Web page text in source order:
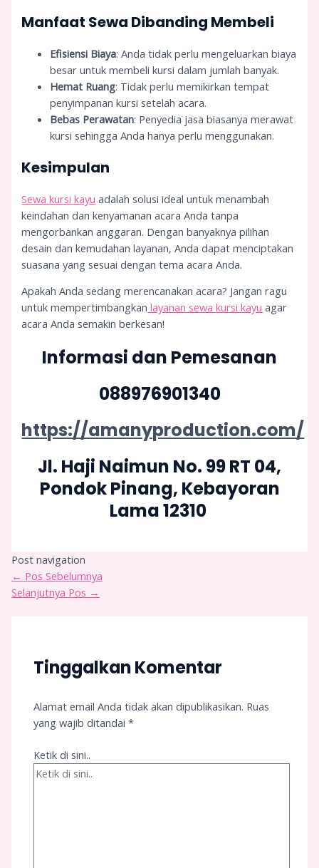
Manfaat Sewa Dibanding Membeli
Efisiensi Biaya: Anda tidak perlu mengeluarkan biaya
besar untuk membeli kursi dalam jumlah banyak.
Hemat Ruang: Tidak perlu memikirkan tempat
penyimpanan kursi setelah acara.
Bebas Perawatan: Penyedia jasa biasanya merawat
kursi sehingga Anda hanya perlu menggunakan.
Kesimpulan
Sewa kursi kayu adalah solusi ideal untuk menambah
keindahan dan kenyamanan acara Anda tanpa
mengorbankan anggaran. Dengan banyaknya pilihan
desain dan kemudahan layanan, Anda dapat menciptakan
suasana yang sesuai dengan tema acara Anda.
Apakah Anda sedang merencanakan acara? Jangan ragu
untuk mempertimbangkan layanan sewa kursi kayu agar
acara Anda semakin berkesan!
Informasi dan Pemesanan
088976901340
https://amanyproduction.com/
Jl. Haji Naimun No. 99 RT 04,
Pondok Pinang, Kebayoran
Lama 12310
Post navigation
← Pos Sebelumnya
Selanjutnya Pos →
Tinggalkan Komentar
Alamat email Anda tidak akan dipublikasikan. Ruas
yang wajib ditandai*
Ketik di sini..